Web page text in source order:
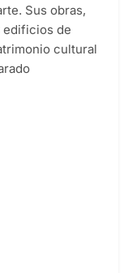
Sus obras,
edificios de
cultural